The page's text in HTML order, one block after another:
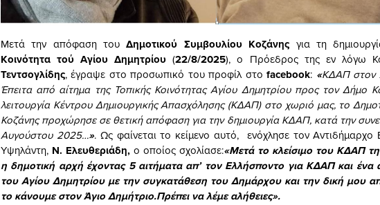
Μετά την απόφαση τουΔημοτικού Συμβουλίου Κοζάνης για τη
Κοινότητα τού Αγίου Δημητρίου (22/8/2025), ο Πρόεδρος της εν λόγω
Τεντσογλίδης, έγραψε στο προσωπικό του προφίλ στο facebook: «ΚΔΑΠ στον
Έπειτα από αίτημα της Τοπικής Κοινότητας Αγίου Δημητρίου προς τον Δήμο
λειτουργία Κέντρου Δημιουργικής Απασχόλησης (ΚΔΑΠ) στο χωριό μας, το
Κοζάνης προχώρησε σε θετική απόφαση για την δημιουργία ΚΔΑΠ, κατά την
Αυγούστου 2025…». Ως φαίνεται το κείμενο αυτό, ενόχλησε τον
Υψηλάντη, Ν. Ελευθεριάδη, ο οποίος σχολίασε:«Μετά το κλείσιμο του ΚΔΑΠ
η δημοτική αρχή έχοντας 5 αιτήματα απ’ τον Ελλήσποντο για ΚΔΑΠ και
του Αγίου Δημητρίου με την συγκατάθεση του Δημάρχου και την δική μου
το κάνουμε στον Άγιο Δημήτριο.Πρέπει να λέμε αλήθειες».